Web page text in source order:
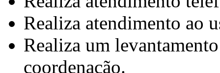
Realiza atendimento ao
Realiza um
coordenação.